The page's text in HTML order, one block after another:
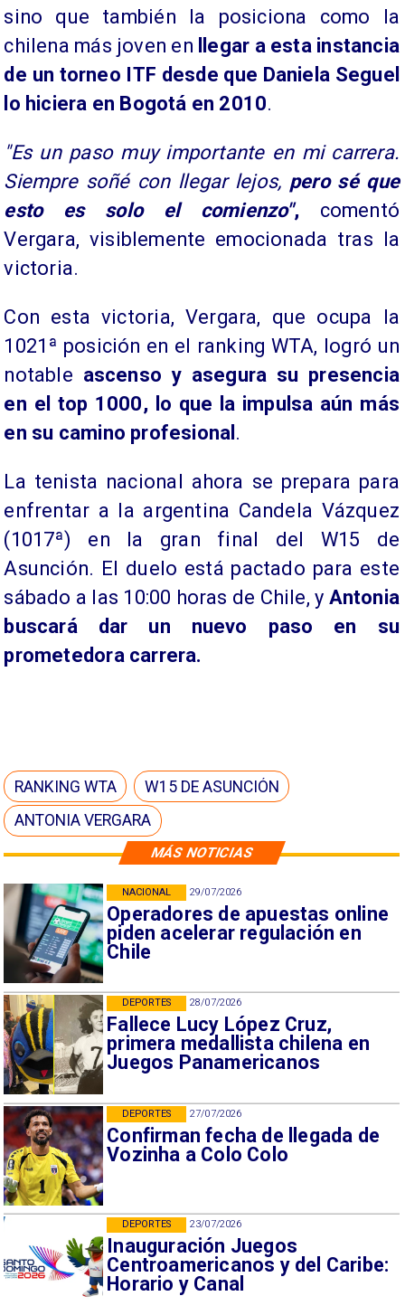
MÁS NOTICIAS
29/07/2026
Operadores de apuestas online
piden acelerar regulación en
Chile
NACIONAL
28/07/2026
Fallece Lucy López Cruz,
primera medallista chilena en
Juegos Panamericanos
DEPORTES
27/07/2026
Confirman fecha de llegada de
Vozinha a Colo Colo
DEPORTES
23/07/2026
Inauguración Juegos
Centroamericanos y del Caribe:
Horario y Canal
DEPORTES
sino que también la posiciona como la
chilena más joven en llegar a esta instancia
de un torneo ITF desde que Daniela Seguel
lo hiciera en Bogotá en 2010.
"Es un paso muy importante en mi carrera.
Siempre soñé con llegar lejos, pero sé que
esto es solo el comienzo", comentó
Vergara, visiblemente emocionada tras la
victoria.
Con esta victoria, Vergara, que ocupa la
1021ª posición en el ranking WTA, logró un
notable ascenso y asegura su presencia
en el top 1000, lo que la impulsa aún más
en su camino profesional .
La tenista nacional ahora se prepara para
enfrentar a la argentina Candela Vázquez
(1017ª) en la gran final del W15 de
Asunción. El duelo está pactado para este
sábado a las 10:00 horas de Chile, y Antonia
buscará dar un nuevo paso en su
prometedora carrera.
RANKING WTA
W15 DE ASUNCIÓN
ANTONIA VERGARA